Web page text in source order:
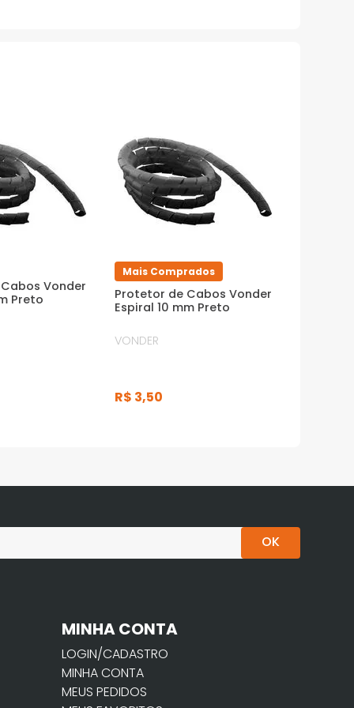
Vonder
Preto
Mais Comprados
Protetor de Cabos Vonder
Espiral 10 mm Preto
VONDER
R$ 3,50
OK
MINHA CONTA
LOGIN/CADASTRO
MINHA CONTA
MEUS PEDIDOS